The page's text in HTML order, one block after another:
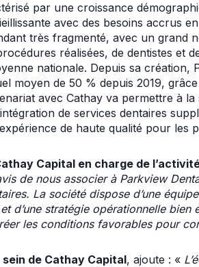
par une croissance
avec des besoins accrus
très fragmenté, avec un grand
réalisées, de dentistes et
nationale. Depuis sa création,
moyen de 50 % depuis 2019,
avec Cathay va permettre à
de services dentaires
de haute qualité pour les
Capital en charge de
de nous associer à Parkview
La société dispose d’une
d’une stratégie opérationnelle
les conditions favorables pour
de Cathay Capital, ajoute : «